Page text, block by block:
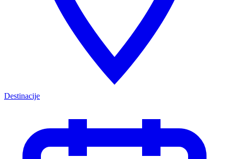
Destinacije